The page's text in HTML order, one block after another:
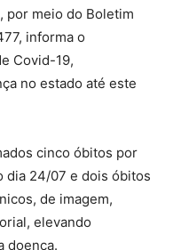
por meio do Boletim
informa o
Covid-19,
no estado até este
cinco óbitos por
dia 24/07 e dois óbitos
de imagem,
elevando
doença.